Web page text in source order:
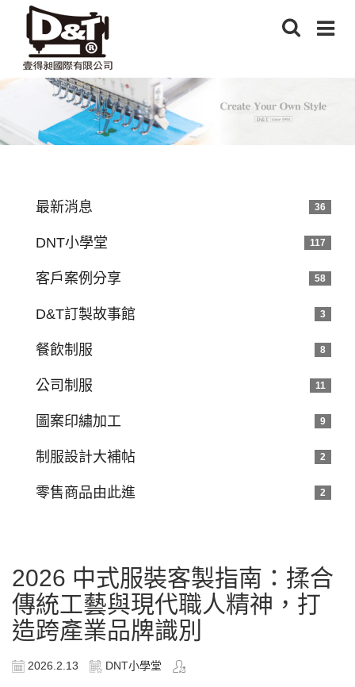
最新消息 36
DNT小學堂 117
客戶案例分享 58
D&T訂製故事館 3
餐飲制服 8
公司制服 11
圖案印繡加工 9
制服設計大補帖 2
零售商品由此進 2
2026 中式服裝客製指南：揉合
傳統工藝與現代職人精神，打
造跨產業品牌識別
2026.2.13 DNT小學堂